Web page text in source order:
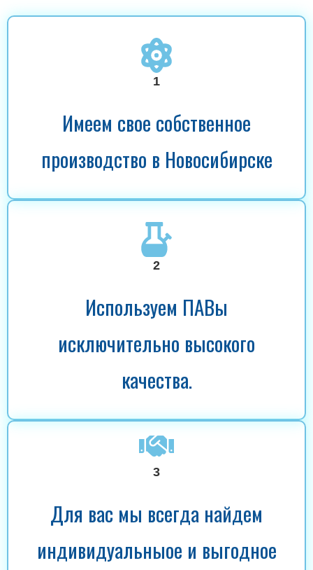
1
Имеем свое собственное
производство в Новосибирске
2
Используем ПАВы
исключительно высокого
качества.
3
Для вас мы всегда найдем
индивидуальныое и выгодное